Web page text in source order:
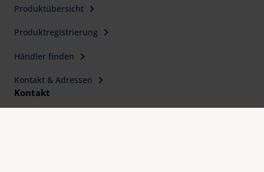
Produktübersicht
Produktregistrierung
Händler finden
Kontakt & Adressen
Kontakt